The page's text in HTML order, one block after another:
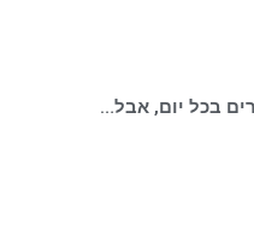
בכל יום, אבל…